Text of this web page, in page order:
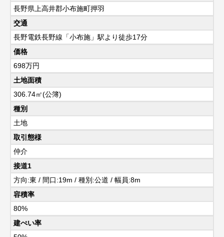
長野県上高井郡小布施町押羽
交通
長野電鉄長野線「小布施」駅より徒歩17分
価格
698万円
土地面積
306.74㎡(公簿)
種別
土地
取引態様
仲介
接道1
方向:東 / 間口:19m / 種別:公道 / 幅員:8m
容積率
80%
建ぺい率